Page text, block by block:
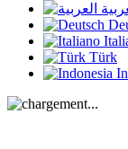
Türk